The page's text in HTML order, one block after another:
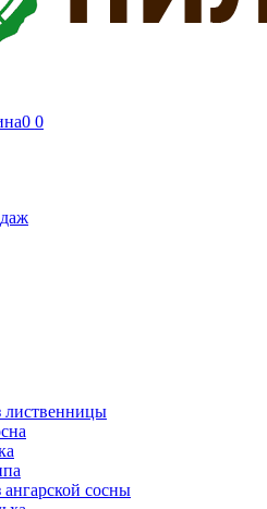
0 0
лиственницы
ангарской сосны